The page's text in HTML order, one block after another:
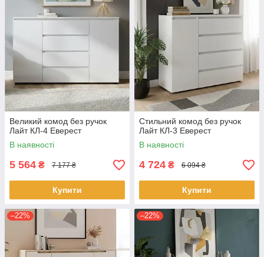
Великий комод без ручок
Лайт КЛ-4 Еверест
В наявності
5 564 ₴ 7 177 ₴
Купити
Стильний комод без ручок
Лайт КЛ-3 Еверест
В наявності
4 724 ₴ 6 094 ₴
Купити
–22% –22%